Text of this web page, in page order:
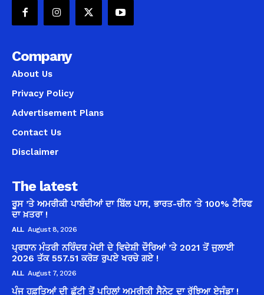
Company
About Us
Privacy Policy
Advertisement Plans
Contact Us
Disclaimer
The latest
ਰੂਸ ’ਤੇ ਅਮਰੀਕੀ ਪਾਬੰਦੀਆਂ ਦਾ ਬਿੱਲ ਪਾਸ, ਭਾਰਤ-ਚੀਨ ’ਤੇ 100% ਟੈਰਿਫ
ਦਾ ਖ਼ਤਰਾ !
ALL August 8, 2026
ਪ੍ਰਧਾਨ ਮੰਤਰੀ ਨਰਿੰਦਰ ਮੋਦੀ ਦੇ ਵਿਦੇਸ਼ੀ ਦੌਰਿਆਂ ’ਤੇ 2021 ਤੋਂ ਜੁਲਾਈ
2026 ਤੱਕ 557.51 ਕਰੋੜ ਰੁਪਏ ਖਰਚੇ ਗਏ !
ALL August 7, 2026
ਪੰਜ ਹਫ਼ਤਿਆਂ ਦੀ ਛੁੱਟੀ ਤੋਂ ਪਹਿਲਾਂ ਅਮਰੀਕੀ ਸੈਨੇਟ ਦਾ ਰੁੱਝਿਆ ਏਜੰਡਾ !